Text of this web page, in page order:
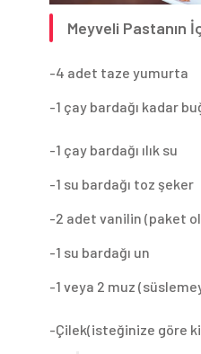
Meyveli Pastanın
-4 adet taze yumurta
-1 çay bardağı kadar
-1 çay bardağı ılık su
-1 su bardağı toz şeker
-2 adet vanilin (paket
-1 su bardağı un
-1 veya 2 muz
-Çilek(isteğinize göre